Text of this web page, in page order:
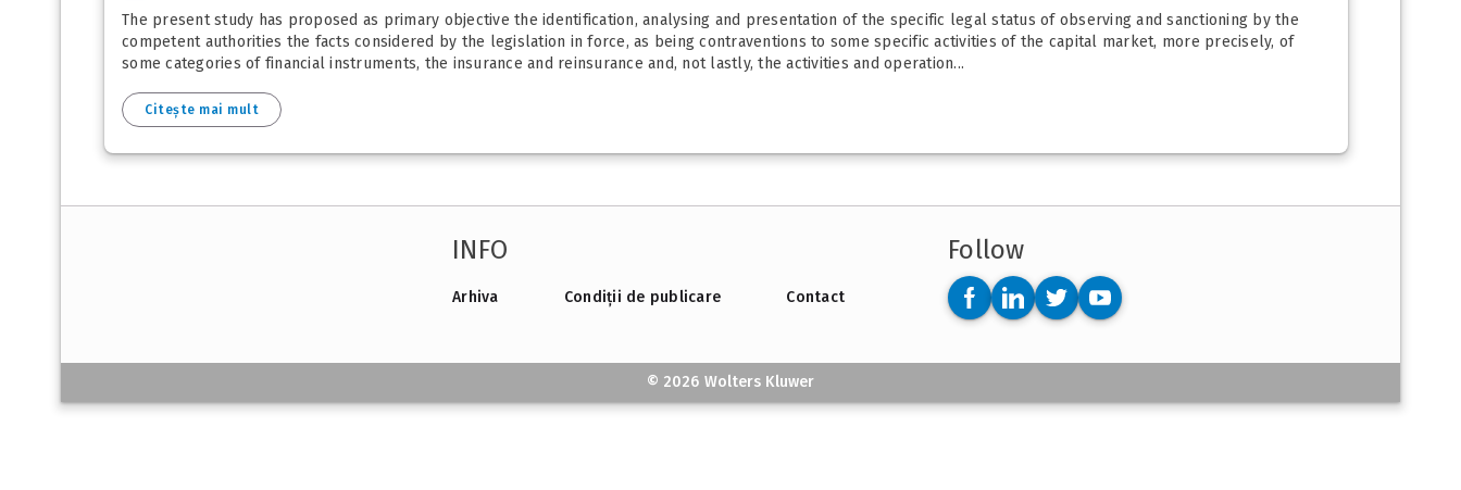
The present study has proposed as primary objective the identification, analysing and presentation of the specific legal status of observing and sanctioning by the
competent authorities the facts considered by the legislation in force, as being contraventions to some specific activities of the capital market, more precisely, of
some categories of financial instruments, the insurance and reinsurance and, not lastly, the activities and operation...
Citește mai mult
INFO
Arhiva Condiții de publicare Contact
Follow
© 2026 Wolters Kluwer